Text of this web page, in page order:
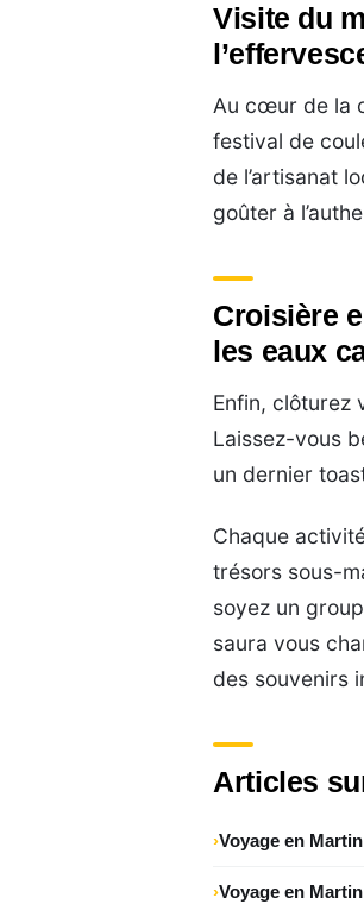
Visite du
Au cœur de la
festival de
de l’artisanat
goûter à
Croisière
les eaux
Enfin, clôturez
Laissez-vous
un dernier
Chaque
trésors sous-
soyez un
saura vous
des souvenirs
Articles
Voyage en
Voyage en